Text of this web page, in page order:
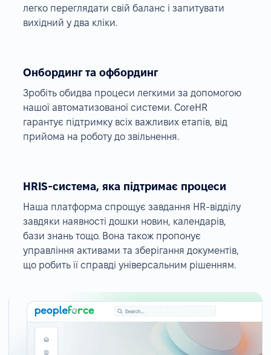
легко переглядати свій баланс і запитувати
вихідний у два кліки.
Онбординг та офбординг
Зробіть обидва процеси легкими за допомогою
нашої автоматизованої системи. CoreHR
гарантує підтримку всіх важливих етапів, від
прийома на роботу до звільнення.
HRIS-система, яка підтримає процеси
Наша платформа спрощує завдання HR-відділу
завдяки наявності дошки новин, календарів,
бази знань тощо. Вона також пропонує
управління активами та зберігання документів,
що робить її справді універсальним рішенням.